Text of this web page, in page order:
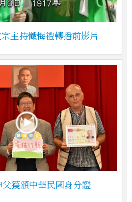
主持懺悔禮轉播前影片
獲頒中華民國身分證